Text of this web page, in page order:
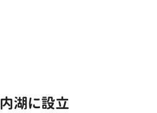
内湖に設立